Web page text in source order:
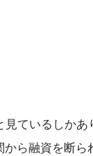
ているしかあ
ら融資を断ら